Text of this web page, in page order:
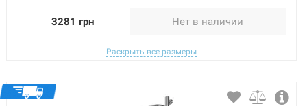
3281 грн Нет в наличии
Раскрыть все размеры